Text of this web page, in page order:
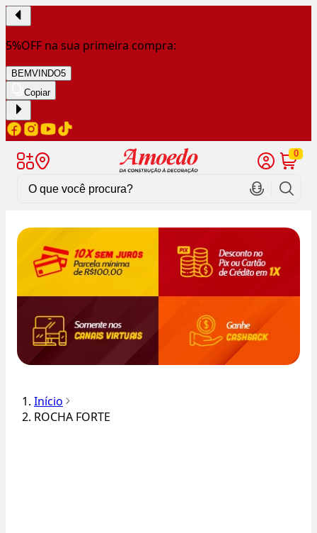
5%OFF na sua primeira compra:
BEMVINDO5
Copiar
0
Início
ROCHA FORTE